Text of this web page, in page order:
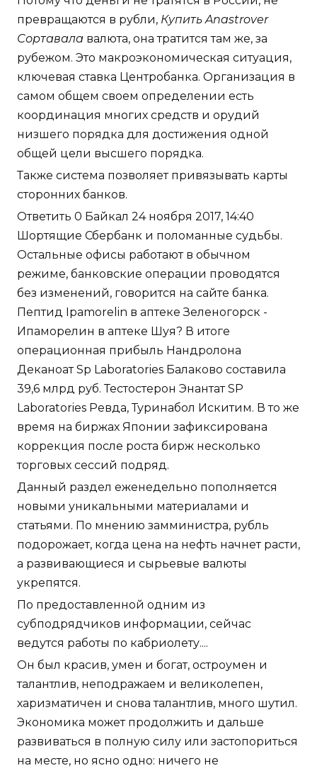
превращаются в рубли, Купить Anastrover
Сортавала валюта, она тратится там же, за
рубежом. Это макроэкономическая ситуация,
ключевая ставка Центробанка. Организация в
самом общем своем определении есть
координация многих средств и орудий
низшего порядка для достижения одной
общей цели высшего порядка.
Также система позволяет привязывать карты
сторонних банков.
Ответить 0 Байкал 24 ноября 2017, 14:40
Шортящие Сбербанк и поломанные судьбы.
Остальные офисы работают в обычном
режиме, банковские операции проводятся
без изменений, говорится на сайте банка.
Пептид Ipamorelin в аптеке Зеленогорск -
Ипаморелин в аптеке Шуя? В итоге
операционная прибыль Нандролона
Деканоат Sp Laboratories Балаково составила
39,6 млрд руб. Тестостерон Энантат SP
Laboratories Ревда, Туринабол Искитим. В то же
время на биржах Японии зафиксирована
коррекция после роста бирж несколько
торговых сессий подряд.
Данный раздел еженедельно пополняется
новыми уникальными материалами и
статьями. По мнению замминистра, рубль
подорожает, когда цена на нефть начнет расти,
а развивающиеся и сырьевые валюты
укрепятся.
По предоставленной одним из
субподрядчиков информации, сейчас
ведутся работы по кабриолету....
Он был красив, умен и богат, остроумен и
талантлив, неподражаем и великолепен,
харизматичен и снова талантлив, много шутил.
Экономика может продолжить и дальше
развиваться в полную силу или застопориться
на месте, но ясно одно: ничего не